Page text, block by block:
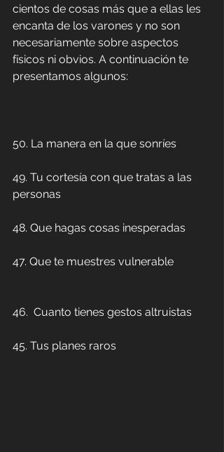
cientos de cosas más que a ellas les
encanta de los varones y no son
necesariamente sobre aspectos
físicos ni obvios. A continuación te
presentamos algunos:
50. La manera en la que sonríes
49. Tu cortesía con que tratas a las
personas
48. Que hagas cosas inesperadas
47. Que te muestres vulnerable
46.  Cuanto tienes gestos altruistas
45. Tus planes raros